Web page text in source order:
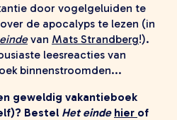
door vogelgeluiden te
de apocalyps te lezen (in
van Mats Strandberg!).
leesreacties van
binnenstroomden...
geweldig vakantieboek
Bestel Het einde hier of